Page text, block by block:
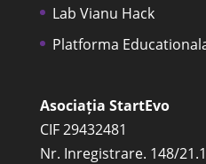
Lab Vianu Hack
Platforma
Asociația StartEvo
CIF 29432481
Nr. Inregistrare. 148/